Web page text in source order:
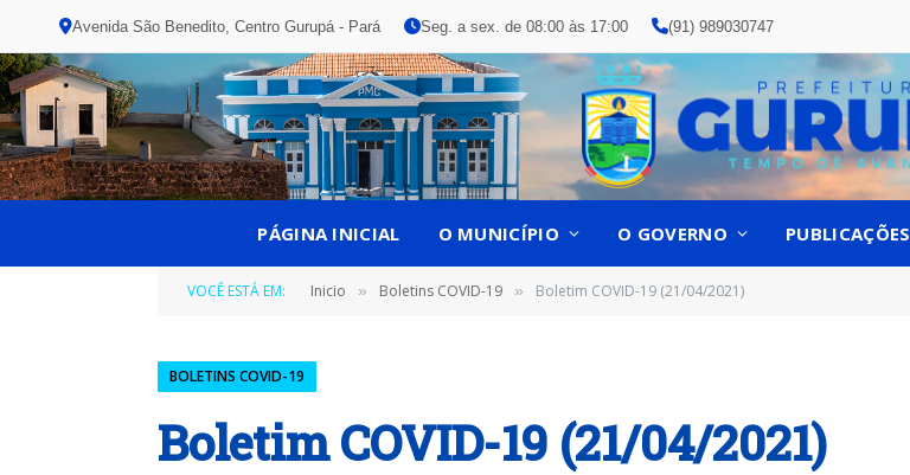
Avenida São Benedito, Centro Gurupá - Pará Seg. a sex. de 08:00 às 17:00 (91) 989030747
PÁGINA INICIAL O MUNICÍPIO O GOVERNO PUBLICAÇÕES
VOCÊ ESTÁ EM: Inicio » Boletins COVID-19 » Boletim COVID-19 (21/04/2021)
BOLETINS COVID-19
Boletim COVID-19 (21/04/2021)